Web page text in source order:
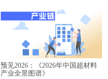
预见2026：《2026年中国超材料
产业全景图谱》